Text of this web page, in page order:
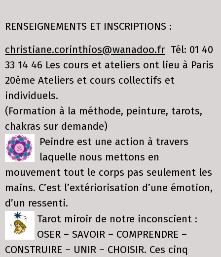
RENSEIGNEMENTS ET INSCRIPTIONS :
christiane.corinthios@wanadoo.fr Tél: 01 40
33 14 46 Les cours et ateliers ont lieu à Paris
20ème Ateliers et cours collectifs et
individuels.
(Formation à la méthode, peinture, tarots,
chakras sur demande)
Peindre est une action à travers
laquelle nous mettons en
mouvement tout le corps pas seulement les
mains. C’est l’extériorisation d’une émotion,
d’un ressenti.
Tarot miroir de notre inconscient :
OSER – SAVOIR – COMPRENDRE –
CONSTRUIRE – UNIR – CHOISIR. Ces cinq